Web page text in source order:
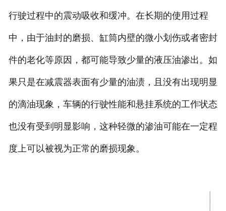
行驶过程中的震动吸收和缓冲。在长期的使用过程
中，由于油封的磨损、缸筒内壁的微小划伤或者密封
件的老化等原因，都可能导致少量的液压油渗出。如
果只是在减震器表面有少量的油渍，且没有出现明显
的滴油现象，车辆的行驶性能和悬挂系统的工作状态
也没有受到明显影响，这种轻微的渗油可能在一定程
度上可以被视为正常的磨损现象。